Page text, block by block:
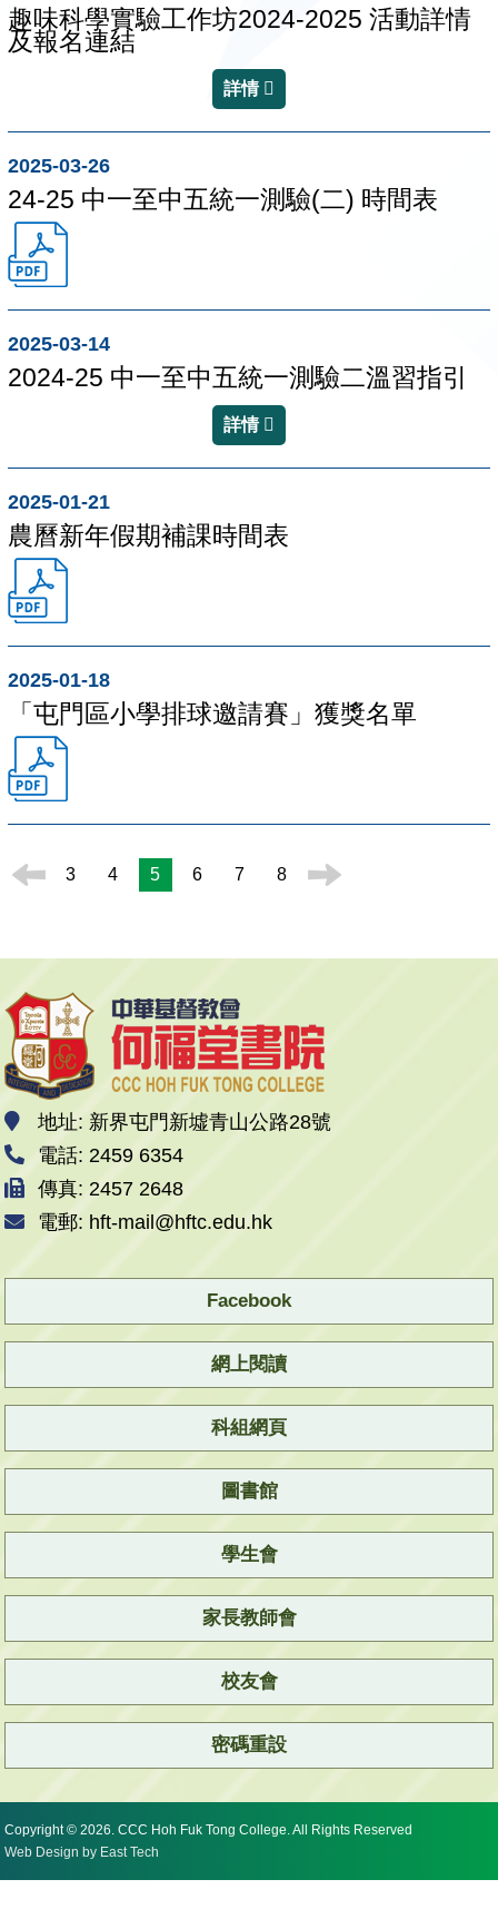
趣味科學實驗工作坊2024-2025 活動詳情
及報名連結
詳情
2025-03-26
24-25 中一至中五統一測驗(二) 時間表
2025-03-14
2024-25 中一至中五統一測驗二溫習指引
詳情
2025-01-21
農曆新年假期補課時間表
2025-01-18
「屯門區小學排球邀請賽」獲獎名單
3 4 5 6 7 8
地址: 新界屯門新墟青山公路28號
電話: 2459 6354
傳真: 2457 2648
電郵: hft-mail@hftc.edu.hk
Facebook
網上閱讀
科組網頁
圖書館
學生會
家長教師會
校友會
密碼重設
Copyright © 2026. CCC Hoh Fuk Tong College. All Rights Reserved
Web Design by East Tech